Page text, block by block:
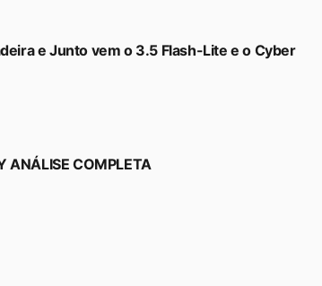
e Junto vem o 3.5 Flash-Lite e o Cyber
ANÁLISE COMPLETA